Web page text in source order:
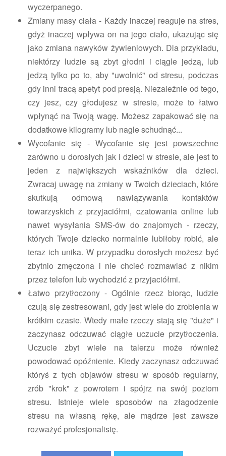
wyczerpanego.
Zmiany masy ciała - Każdy inaczej reaguje na stres,
gdyż inaczej wpływa on na jego ciało, ukazując się
jako zmiana nawyków żywieniowych. Dla przykładu,
niektórzy ludzie są zbyt głodni i ciągle jedzą, lub
jedzą tylko po to, aby "uwolnić" od stresu, podczas
gdy inni tracą apetyt pod presją. Niezależnie od tego,
czy jesz, czy głodujesz w stresie, może to łatwo
wpłynąć na Twoją wagę. Możesz zapakować się na
dodatkowe kilogramy lub nagle schudnąć...
Wycofanie się - Wycofanie się jest powszechne
zarówno u dorosłych jak i dzieci w stresie, ale jest to
jeden z największych wskaźników dla dzieci.
Zwracaj uwagę na zmiany w Twoich dzieciach, które
skutkują odmową nawiązywania kontaktów
towarzyskich z przyjaciółmi, czatowania online lub
nawet wysyłania SMS-ów do znajomych - rzeczy,
których Twoje dziecko normalnie lubiłoby robić, ale
teraz ich unika. W przypadku dorosłych możesz być
zbytnio zmęczona i nie chcieć rozmawiać z nikim
przez telefon lub wychodzić z przyjaciółmi.
Łatwo przytłoczony - Ogólnie rzecz biorąc, ludzie
czują się zestresowani, gdy jest wiele do zrobienia w
krótkim czasie. Wtedy małe rzeczy stają się "duże" i
zaczynasz odczuwać ciągłe uczucie przytłoczenia.
Uczucie zbyt wiele na talerzu może również
powodować opóźnienie. Kiedy zaczynasz odczuwać
któryś z tych objawów stresu w sposób regularny,
zrób "krok" z powrotem i spójrz na swój poziom
stresu. Istnieje wiele sposobów na złagodzenie
stresu na własną rękę, ale mądrze jest zawsze
rozważyć profesjonalistę.